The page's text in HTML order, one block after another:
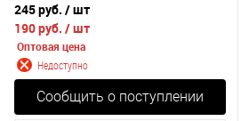
245 руб. / шт
190 руб. / шт
Оптовая цена
Недоступно
Сообщить о поступлении